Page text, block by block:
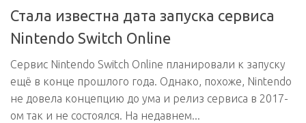
Стала известна дата запуска сервиса
Nintendo Switch Online
Сервис Nintendo Switch Online планировали к запуску
ещё в конце прошлого года. Однако, похоже, Nintendo
не довела концепцию до ума и релиз сервиса в 2017-
ом так и не состоялся. На недавнем...